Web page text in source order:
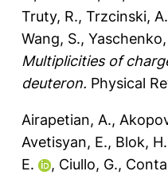
Truty, R., Trzcinski, A.
Wang, S., Yaschenko,
Multiplicities of
deuteron. Physical
Airapetian, A.,
Avetisyan, E., Blok,
E.
, Ciullo, G.,